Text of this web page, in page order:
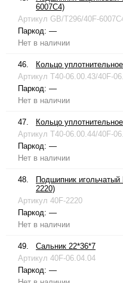
6007C4)
Артикул GB/T296/40F-
Паркод: —
Нет в наличии
46.
Кольцо
Артикул T40-06.00.43/40F-
Паркод: —
Нет в наличии
47.
Кольцо
Артикул T40-06.00.44/40F-
Паркод: —
Нет в наличии
48.
Подшипник
2220)
Артикул 40F-2220
Паркод: —
Нет в наличии
49.
Сальник 22*36*7
Артикул 40F-06.04.04
Паркод: —